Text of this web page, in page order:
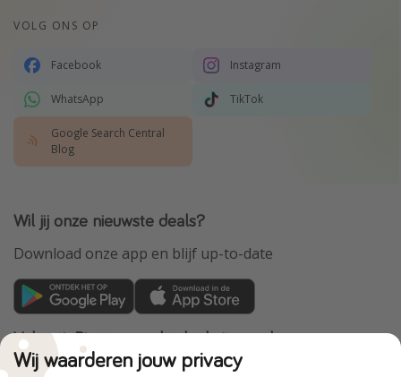
VOLG ONS OP
Facebook Instagram
WhatsApp TikTok
Google Search Central
Blog
Wil jij onze nieuwste deals?
Download onze app en blijf up-to-date
VakantiePiraten maakt deel uit van de
HolidayPirates Group
Wij waarderen jouw privacy